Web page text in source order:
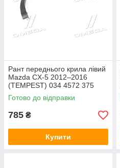
Рант переднього крила лівий
Mazda CX-5 2012–2016
(TEMPEST) 034 4572 375
Готово до відправки
785 ₴
Купити